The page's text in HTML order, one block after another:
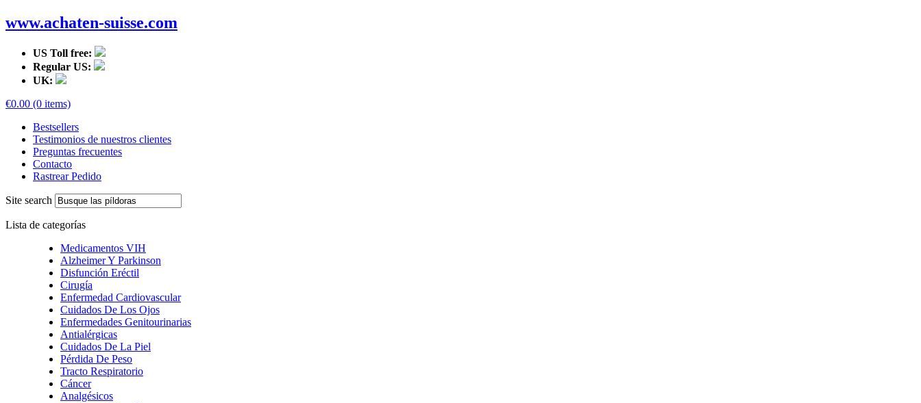
www.achaten-suisse.com
US Toll free:
Regular US:
UK:
€0.00 (0 items)
Bestsellers
Testimonios de nuestros clientes
Preguntas frecuentes
Contacto
Rastrear Pedido
Site search
Lista de categorías
Medicamentos VIH
Alzheimer Y Parkinson
Disfunción Eréctil
Cirugía
Enfermedad Cardiovascular
Cuidados De Los Ojos
Enfermedades Genitourinarias
Antialérgicas
Cuidados De La Piel
Pérdida De Peso
Tracto Respiratorio
Cáncer
Analgésicos